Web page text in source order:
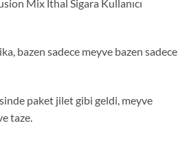
Mix İthal Sigara Kullanıcı
bazen sadece meyve bazen sadece
paket jilet gibi geldi, meyve
taze.